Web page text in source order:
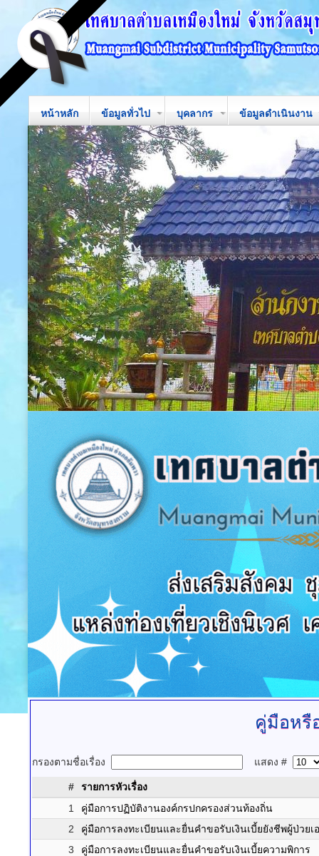
หน้าหลัก ข้อมูลทั่วไป บุคลากร ข้อมูลดำเนินงาน
คู่มือหรื
กรองตามชื่อเรื่อง แสดง #
#
รายการหัวเรื่อง
1
คู่มือการปฏิบัติงานองค์กรปกครองส่วนท้องถิ่น
2
คู่มือการลงทะเบียนและยื่นคำขอรับเงินเบี้ยยังชีพผู้ป่วยเ
3
คู่มือการลงทะเบียนและยื่นคำขอรับเงินเบี้ยความพิการ